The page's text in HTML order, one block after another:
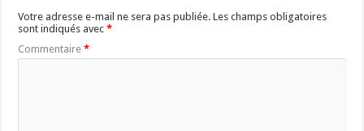
Votre adresse e-mail ne sera pas publiée. Les champs obligatoires
sont indiqués avec*
Commentaire*